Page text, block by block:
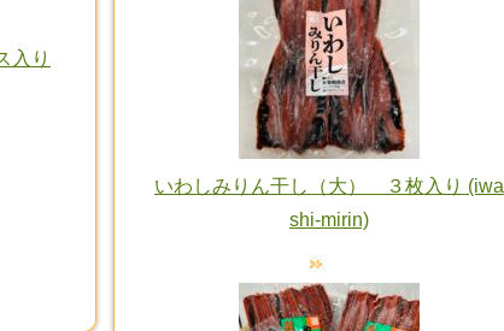
入り
いわしみりん干し（大） ３枚入り (iwa
shi-mirin)